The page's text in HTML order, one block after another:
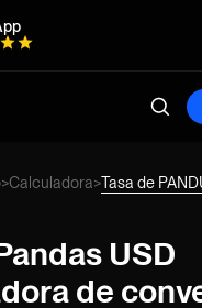
>Calculadora>Tasa de
USD
de